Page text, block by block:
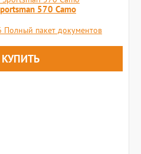
570 Camo
Полный пакет документов